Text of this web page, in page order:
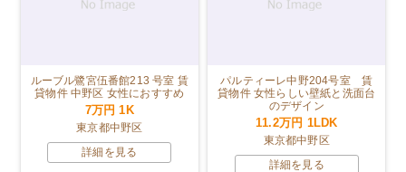
ルーブル鷺宮伍番館213 号室 賃
貸物件 中野区 女性におすすめ
7万円1K
東京都中野区
詳細を見る
パルティーレ中野204号室 賃
貸物件 女性らしい壁紙と洗面台
のデザイン
11.2万円 1LDK
東京都中野区
詳細を見る